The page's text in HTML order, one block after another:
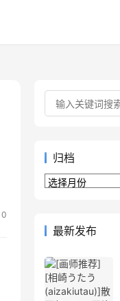
0
归档
归
最新发布